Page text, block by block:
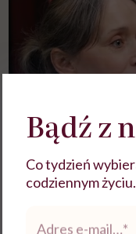
Bądź z
Co tydzień
codziennym